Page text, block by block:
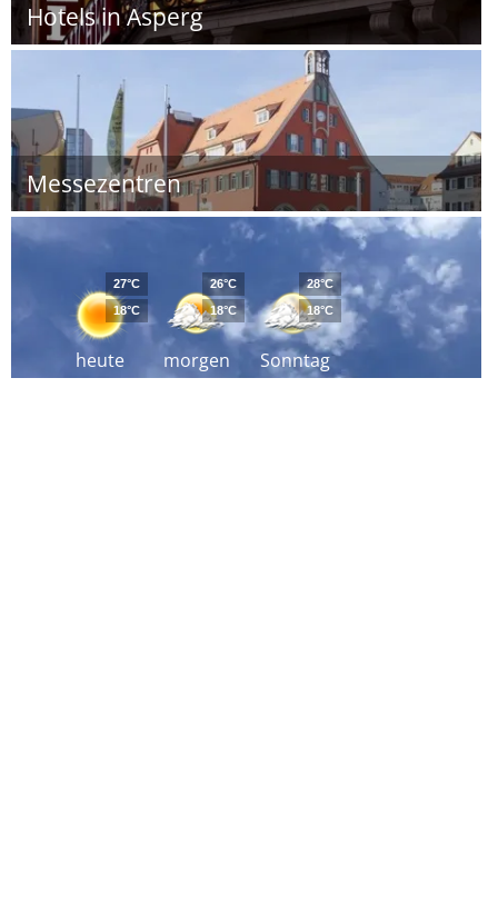
Hotels in Asperg
Messezentren
heute
27°C
18°C
morgen
26°C
18°C
Sonntag
28°C
18°C